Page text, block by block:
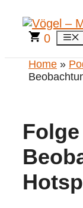
Inhalt
springen
0
Home »